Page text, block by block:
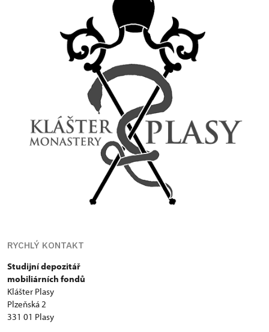
RYCHLÝ KONTAKT
Studijní depozitář
mobiliárních fondů
Klášter Plasy
Plzeňská 2
331 01 Plasy